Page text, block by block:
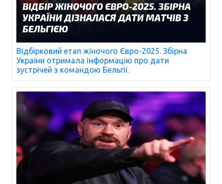
Відбірковий етап жіночого Євро-2025. Збірна
України отримала інформацію про дати
зустрічей з командою Бельгії.